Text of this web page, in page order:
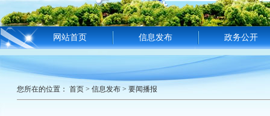
网站首页 信息发布 政务公开
您所在的位置： 首页 > 信息发布 > 要闻播报